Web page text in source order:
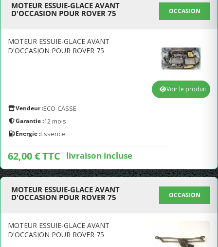
MOTEUR ESSUIE-GLACE AVANT
D'OCCASION POUR ROVER 75
OCCASION
MOTEUR ESSUIE-GLACE AVANT
D'OCCASION POUR ROVER 75
Vendeur :ECO-CASSE
Garantie :12 mois
Energie :Essence
62,00 € TTC livraison incluse
Voir le produit
MOTEUR ESSUIE-GLACE AVANT
D'OCCASION POUR ROVER 75
OCCASION
MOTEUR ESSUIE-GLACE AVANT
D'OCCASION POUR ROVER 75